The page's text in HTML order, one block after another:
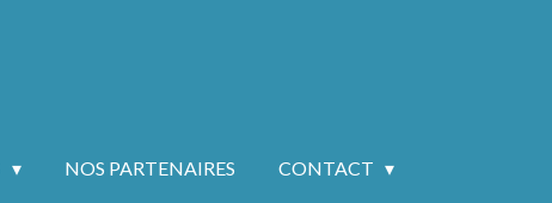
NOS PARTENAIRES CONTACT